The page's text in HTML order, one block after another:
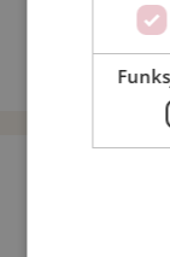
Menn fra
Date kvinner i
Date menn i